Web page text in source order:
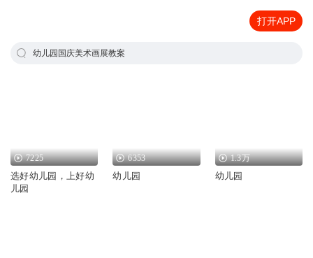
打开APP
幼儿园国庆美术画展教案
7225
选好幼儿园，上好幼
儿园
6353
幼儿园
1.3万
幼儿园